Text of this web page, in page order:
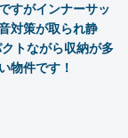
すがインナーサッ
対策が取られ静
トながら収納が多
物件です！